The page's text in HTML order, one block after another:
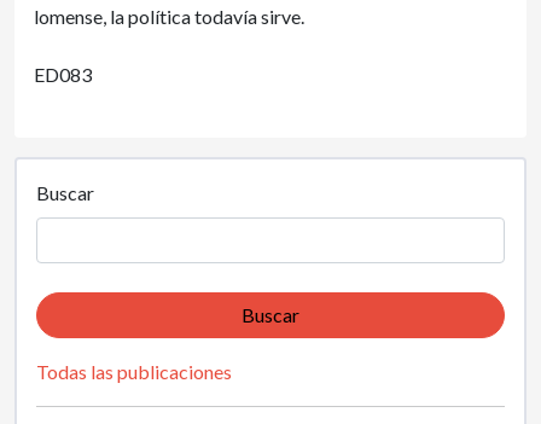
lomense, la política todavía sirve.
ED083
Buscar
Buscar
Todas las publicaciones